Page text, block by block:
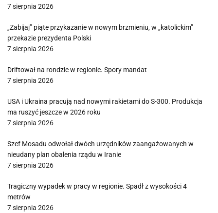
7 sierpnia 2026
„Zabijaj” piąte przykazanie w nowym brzmieniu, w „katolickim”
przekazie prezydenta Polski
7 sierpnia 2026
Driftował na rondzie w regionie. Spory mandat
7 sierpnia 2026
USA i Ukraina pracują nad nowymi rakietami do S-300. Produkcja
ma ruszyć jeszcze w 2026 roku
7 sierpnia 2026
Szef Mosadu odwołał dwóch urzędników zaangażowanych w
nieudany plan obalenia rządu w Iranie
7 sierpnia 2026
Tragiczny wypadek w pracy w regionie. Spadł z wysokości 4
metrów
7 sierpnia 2026